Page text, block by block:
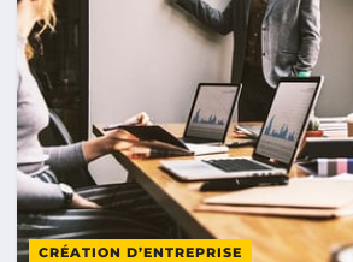
CRÉATION D’ENTREPRISE